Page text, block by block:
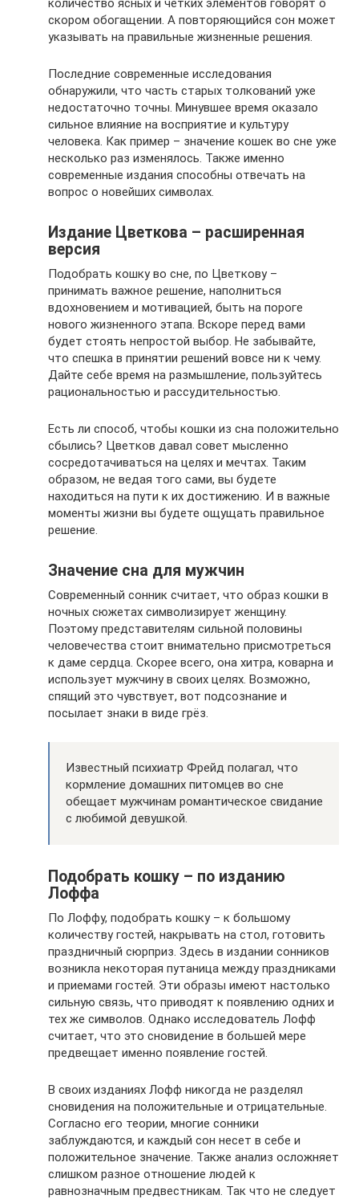
количество ясных и четких элементов говорят о
скором обогащении. А повторяющийся сон может
указывать на правильные жизненные решения.
Последние современные исследования
обнаружили, что часть старых толкований уже
недостаточно точны. Минувшее время оказало
сильное влияние на восприятие и культуру
человека. Как пример – значение кошек во сне уже
несколько раз изменялось. Также именно
современные издания способны отвечать на
вопрос о новейших символах.
Издание Цветкова – расширенная
версия
Подобрать кошку во сне, по Цветкову –
принимать важное решение, наполниться
вдохновением и мотивацией, быть на пороге
нового жизненного этапа. Вскоре перед вами
будет стоять непростой выбор. Не забывайте,
что спешка в принятии решений вовсе ни к чему.
Дайте себе время на размышление, пользуйтесь
рациональностью и рассудительностью.
Есть ли способ, чтобы кошки из сна положительно
сбылись? Цветков давал совет мысленно
сосредотачиваться на целях и мечтах. Таким
образом, не ведая того сами, вы будете
находиться на пути к их достижению. И в важные
моменты жизни вы будете ощущать правильное
решение.
Значение сна для мужчин
Современный сонник считает, что образ кошки в
ночных сюжетах символизирует женщину.
Поэтому представителям сильной половины
человечества стоит внимательно присмотреться
к даме сердца. Скорее всего, она хитра, коварна и
использует мужчину в своих целях. Возможно,
спящий это чувствует, вот подсознание и
посылает знаки в виде грёз.
Известный психиатр Фрейд полагал, что
кормление домашних питомцев во сне
обещает мужчинам романтическое свидание
с любимой девушкой.
Подобрать кошку – по изданию
Лоффа
По Лоффу, подобрать кошку – к большому
количеству гостей, накрывать на стол, готовить
праздничный сюрприз. Здесь в издании сонников
возникла некоторая путаница между праздниками
и приемами гостей. Эти образы имеют настолько
сильную связь, что приводят к появлению одних и
тех же символов. Однако исследователь Лофф
считает, что это сновидение в большей мере
предвещает именно появление гостей.
В своих изданиях Лофф никогда не разделял
сновидения на положительные и отрицательные.
Согласно его теории, многие сонники
заблуждаются, и каждый сон несет в себе и
положительное значение. Также анализ осложняет
слишком разное отношение людей к
равнозначным предвестникам. Так что не следует